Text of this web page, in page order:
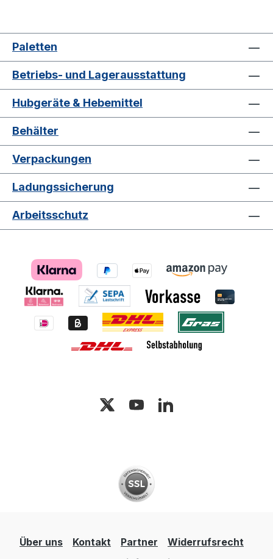
Paletten
Betriebs- und Lagerausstattung
Hubgeräte & Hebemittel
Behälter
Verpackungen
Ladungssicherung
Arbeitsschutz
Über uns Kontakt Partner
Widerrufsrecht